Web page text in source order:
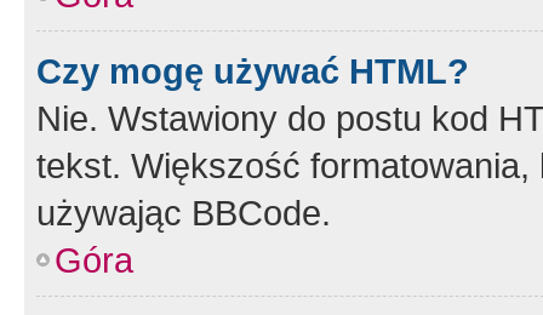
Czy mogę używać HTML?
Nie. Wstawiony do postu kod
tekst. Większość
używając BBCode.
Góra